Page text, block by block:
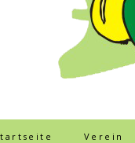
Verein